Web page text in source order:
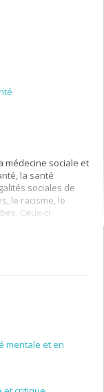
médecine sociale et
la santé
sociales de
le racisme, le
Ceux-ci
- médecine, santé
Je possède
et
et catastrophe
dans des
Sierra-Leone). J'ai
santé de la
historique,
mentale et en